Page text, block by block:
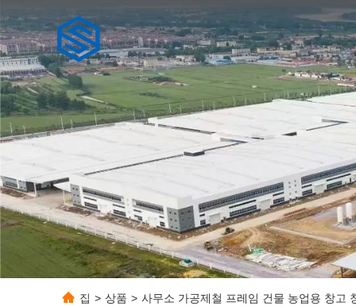
집 > 상품 > 사무소 가공제철 프레임 건물 농업용 창고